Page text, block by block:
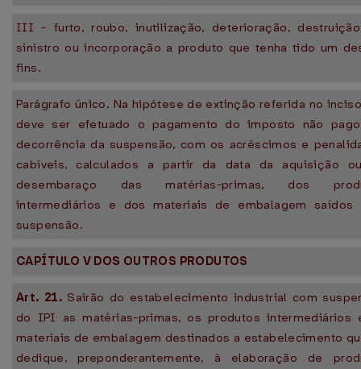
III - furto, roubo, inutilização, deterioração,
sinistro ou incorporação a produto que tenha tido um
fins.
Parágrafo único. Na hipótese de extinção referida no
deve ser efetuado o pagamento do imposto não
decorrência da suspensão, com os acréscimos e
cabíveis, calculados a partir da data da aquisição
desembaraço das matérias-primas, dos
intermediários e dos materiais de embalagem saídos
suspensão.
CAPÍTULO V DOS OUTROS PRODUTOS
Art. 21. Sairão do estabelecimento industrial com
do IPI as matérias-primas, os produtos intermediários
materiais de embalagem destinados a estabelecimento
dedique, preponderantemente, à elaboração de